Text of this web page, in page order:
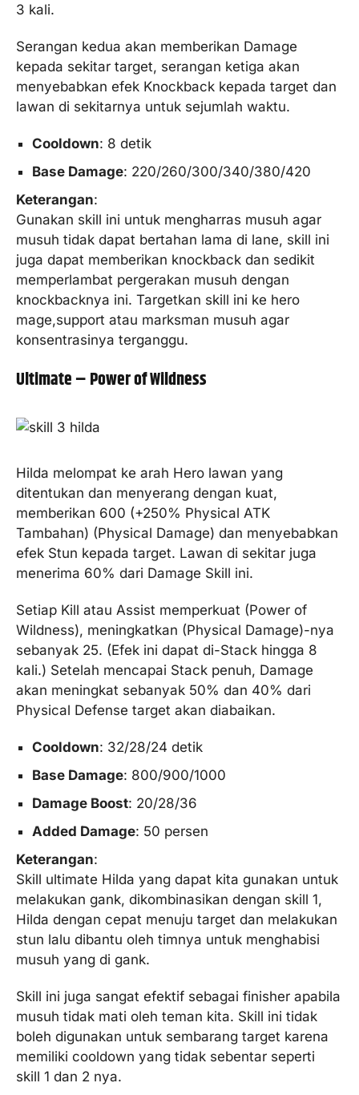
3 kali.
Serangan kedua akan memberikan Damage
kepada sekitar target, serangan ketiga akan
menyebabkan efek Knockback kepada target dan
lawan di sekitarnya untuk sejumlah waktu.
Cooldown: 8 detik
Base Damage: 220/260/300/340/380/420
Keterangan:
Gunakan skill ini untuk mengharras musuh agar
musuh tidak dapat bertahan lama di lane, skill ini
juga dapat memberikan knockback dan sedikit
memperlambat pergerakan musuh dengan
knockbacknya ini. Targetkan skill ini ke hero
mage,support atau marksman musuh agar
konsentrasinya terganggu.
Ultimate – Power of Wildness
Hilda melompat ke arah Hero lawan yang
ditentukan dan menyerang dengan kuat,
memberikan 600 (+250% Physical ATK
Tambahan) (Physical Damage) dan menyebabkan
efek Stun kepada target. Lawan di sekitar juga
menerima 60% dari Damage Skill ini.
Setiap Kill atau Assist memperkuat (Power of
Wildness), meningkatkan (Physical Damage)-nya
sebanyak 25. (Efek ini dapat di-Stack hingga 8
kali.) Setelah mencapai Stack penuh, Damage
akan meningkat sebanyak 50% dan 40% dari
Physical Defense target akan diabaikan.
Cooldown: 32/28/24 detik
Base Damage: 800/900/1000
Damage Boost: 20/28/36
Added Damage: 50 persen
Keterangan:
Skill ultimate Hilda yang dapat kita gunakan untuk
melakukan gank, dikombinasikan dengan skill 1,
Hilda dengan cepat menuju target dan melakukan
stun lalu dibantu oleh timnya untuk menghabisi
musuh yang di gank.
Skill ini juga sangat efektif sebagai finisher apabila
musuh tidak mati oleh teman kita. Skill ini tidak
boleh digunakan untuk sembarang target karena
memiliki cooldown yang tidak sebentar seperti
skill 1 dan 2 nya.